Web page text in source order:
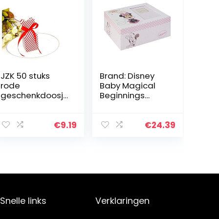
JZK 50 stuks
rode
geschenkdoosje
kartonnen
feesten, doop
€9.19
Brand: Disney
Baby Magical
Beginnings
Baby Girl, 200 g
€24.39
Snelle links Verklaringen